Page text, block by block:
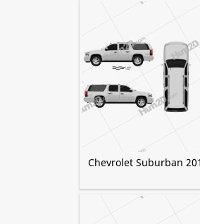
Chevrolet Suburban